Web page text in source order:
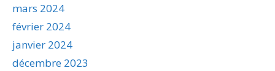
mars 2024
février 2024
janvier 2024
décembre 2023